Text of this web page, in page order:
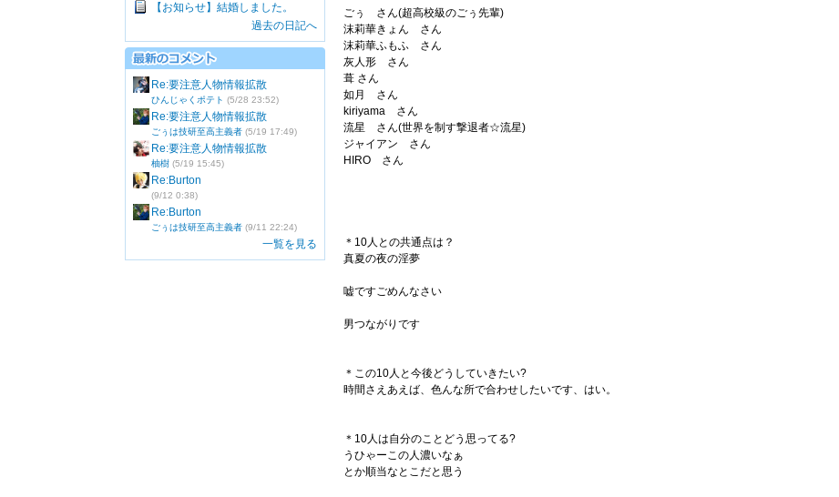
【お知らせ】結婚しました。
過去の日記へ
Re:要注意人物情報拡散
ひんじゃくポテト (5/28 23:52)
Re:要注意人物情報拡散
ごぅは技研至高主義者 (5/19 17:49)
Re:要注意人物情報拡散
柚樹 (5/19 15:45)
Re:Burton
(9/12 0:38)
Re:Burton
ごぅは技研至高主義者 (9/11 22:24)
一覧を見る
ごぅ さん(超高校級のごぅ先輩)
沫莉華きょん さん
沫莉華ふもふ さん
灰人形 さん
葺 さん
如月 さん
kiriyama さん
流星 さん(世界を制す撃退者☆流星)
ジャイアン さん
HIRO さん
＊10人との共通点は？
真夏の夜の淫夢
嘘ですごめんなさい
男つながりです
＊この10人と今後どうしていきたい?
時間さえあえば、色んな所で合わせしたいです、はい。
＊10人は自分のことどう思ってる?
うひゃーこの人濃いなぁ
とか順当なとこだと思う